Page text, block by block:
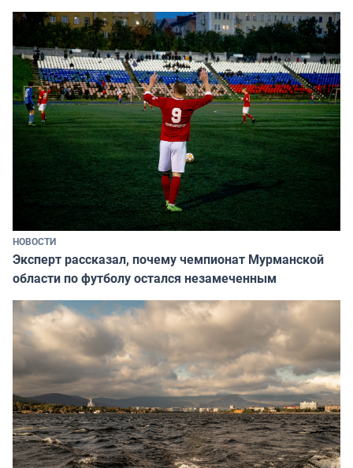
НОВОСТИ
Эксперт рассказал, почему чемпионат Мурманской
области по футболу остался незамеченным